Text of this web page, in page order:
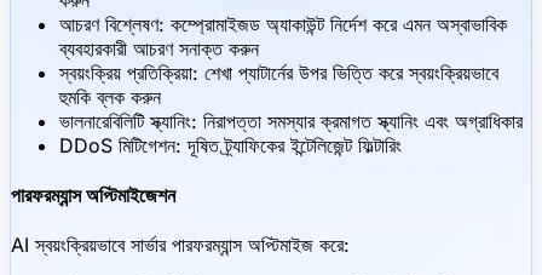
আচরণ বিশ্লেষণ: কম্প্রোমাইজড অ্যাকাউন্ট নির্দেশ করে এমন অস্বাভাবিক
ব্যবহারকারী আচরণ সনাক্ত করুন
স্বয়ংক্রিয় প্রতিক্রিয়া: শেখা প্যাটার্নের উপর ভিত্তি করে স্বয়ংক্রিয়ভাবে
হুমকি ব্লক করুন
ভালনারেবিলিটি স্ক্যানিং: নিরাপত্তা সমস্যার ক্রমাগত স্ক্যানিং এবং অগ্রাধিকার
DDoS মিটিগেশন: দূষিত ট্র্যাফিকের ইন্টেলিজেন্ট ফিল্টারিং
পারফরম্যান্স অপ্টিমাইজেশন
AI স্বয়ংক্রিয়ভাবে সার্ভার পারফরম্যান্স অপ্টিমাইজ করে: